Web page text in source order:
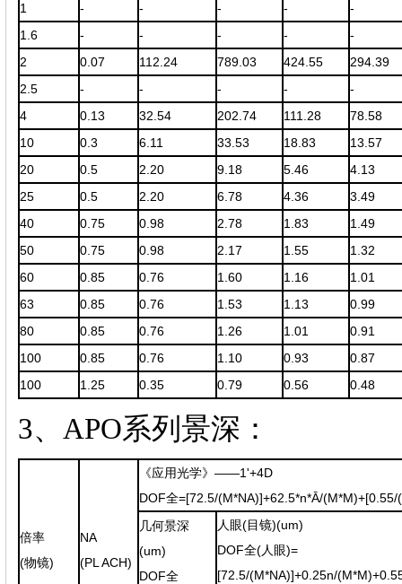
1
- - - -
-
1.6
- - - -
-
2
0.07 112.24 789.03 424.55
294.39
2.5
- - - -
-
4
0.13 32.54 202.74 111.28
78.58
10
0.3 6.11 33.53 18.83
13.57
20
0.5 2.20 9.18 5.46
4.13
25
0.5 2.20 6.78 4.36
3.49
40
0.75 0.98 2.78 1.83
1.49
50
0.75 0.98 2.17 1.55
1.32
60
0.85 0.76 1.60 1.16
1.01
63
0.85 0.76 1.53 1.13
0.99
80
0.85 0.76 1.26 1.01
0.91
100
0.85 0.76 1.10 0.93
0.87
100
1.25 0.35 0.79 0.56 0.48
3、APO系列景深：
倍率
(物镜)
NA
(PL ACH)
《应用光学》——1'+4D
DOF全=[72.5/(M*NA)]+62.5*n*Ā/(M*M)+[0.55/
几何景深
(um)
DOF全
人眼(目镜)(um)
DOF全(人眼)=
[72.5/(M*NA)]+0.25n/